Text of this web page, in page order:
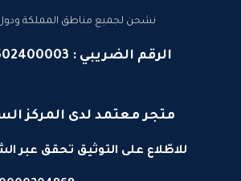
نشحن لجميع مناطق المملكة ودول
الرقم الضريبي : 302051502400003
متجر معتمد لدى المركز
للاطّلاع على التوثيق تحقق عبر